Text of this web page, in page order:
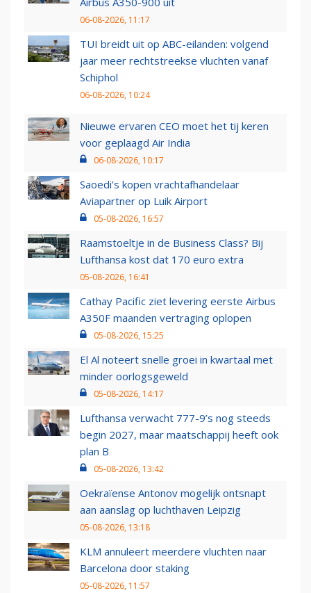
06-08-2026, 11:17
TUI breidt uit op ABC-eilanden: volgend
jaar meer rechtstreekse vluchten vanaf
Schiphol
06-08-2026, 10:24
Nieuwe ervaren CEO moet het tij keren
voor geplaagd Air India
06-08-2026, 10:17
Saoedi’s kopen vrachtafhandelaar
Aviapartner op Luik Airport
05-08-2026, 16:57
Raamstoeltje in de Business Class? Bij
Lufthansa kost dat 170 euro extra
05-08-2026, 16:41
Cathay Pacific ziet levering eerste Airbus
A350F maanden vertraging oplopen
05-08-2026, 15:25
El Al noteert snelle groei in kwartaal met
minder oorlogsgeweld
05-08-2026, 14:17
Lufthansa verwacht 777-9’s nog steeds
begin 2027, maar maatschappij heeft ook
plan B
05-08-2026, 13:42
Oekraïense Antonov mogelijk ontsnapt
aan aanslag op luchthaven Leipzig
05-08-2026, 13:18
KLM annuleert meerdere vluchten naar
Barcelona door staking
05-08-2026, 11:57